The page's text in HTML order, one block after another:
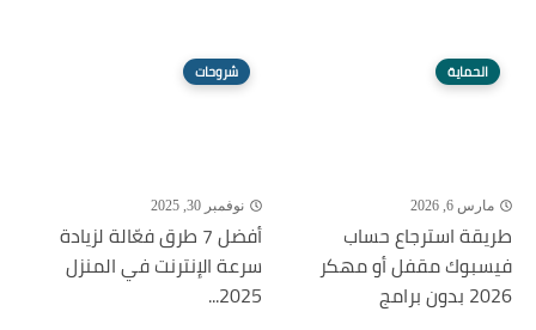
الحماية
مارس 6, 2026
طريقة استرجاع حساب
فيسبوك مقفل أو مهكر
2026 بدون برامج
شروحات
نوفمبر 30, 2025
أفضل 7 طرق فعّالة لزيادة
سرعة الإنترنت في المنزل
2025...